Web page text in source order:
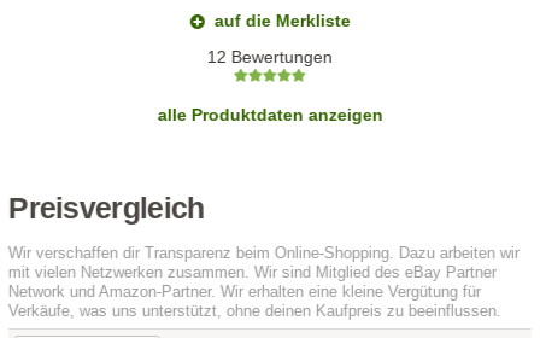
auf die Merkliste
12 Bewertungen
alle Produktdaten anzeigen
Preisvergleich
Wir verschaffen dir Transparenz beim Online-Shopping. Dazu arbeiten wir
mit vielen Netzwerken zusammen. Wir sind Mitglied des eBay Partner
Network und Amazon-Partner. Wir erhalten eine kleine Vergütung für
Verkäufe, was uns unterstützt, ohne deinen Kaufpreis zu beeinflussen.